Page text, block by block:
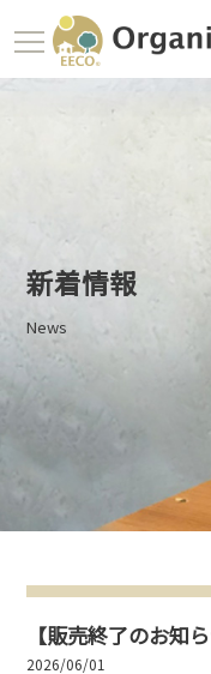
新着情報
News
【販売終了のお知
2026/06/01
EECOについて
お買物ガイド